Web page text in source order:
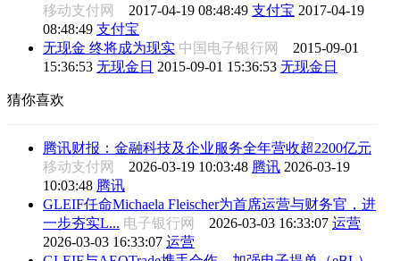
移动支付网 2017-04-19 08:48:49 支付宝 2017-04-19
08:48:49 支付宝
无现金 终将成为现实 中国电子银行网 2015-09-01
15:36:53 无现金日 2015-09-01 15:36:53 无现金日
猜你喜欢
腾讯财报：金融科技及企业服务全年营收超2200亿元
移动支付网 2026-03-19 10:03:48 腾讯 2026-03-19
10:03:48 腾讯
GLEIF任命Michaela Fleischer为首席运营与财务官，进
一步夯实L... 电子银行网 2026-03-03 16:33:07 运营
2026-03-03 16:33:07 运营